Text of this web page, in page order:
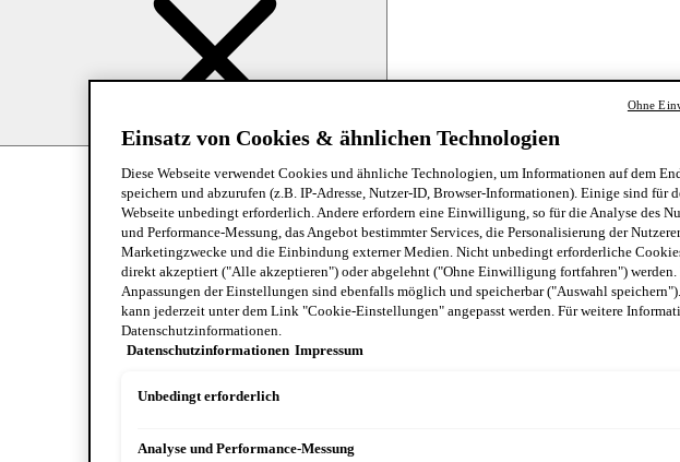
Einsatz von Cookies & ähnlichen Technologien
Diese Webseite verwendet Cookies und ähnliche Technologien, um Informationen auf dem
speichern und abzurufen (z.B. IP-Adresse, Nutzer-ID, Browser-Informationen). Einige sind für
Webseite unbedingt erforderlich. Andere erfordern eine Einwilligung, so für die Analyse des
und Performance-Messung, das Angebot bestimmter Services, die Personalisierung der
Marketingzwecke und die Einbindung externer Medien. Nicht unbedingt erforderliche
direkt akzeptiert ("Alle akzeptieren") oder abgelehnt ("Ohne Einwilligung fortfahren")
Anpassungen der Einstellungen sind ebenfalls möglich und speicherbar ("Auswahl
kann jederzeit unter dem Link "Cookie-Einstellungen" angepasst werden. Für weitere
Datenschutzinformationen.
Datenschutzinformationen Impressum
Unbedingt erforderlich
Analyse und Performance-Messung
Ohne